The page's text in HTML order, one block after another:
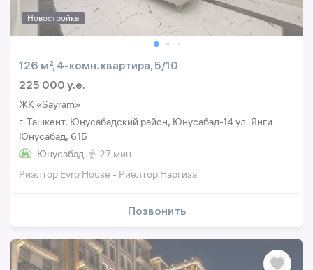
Новостройка
126 м², 4-комн. квартира, 5/10
225 000 y.e.
ЖК «Sayram»
г. Ташкент, Юнусабадский район, Юнусабад-14 ул. Янги
Юнусабад, 61Б
Юнусабад
27 мин.
Риэлтор Evro House - Риелтор Наргиза
Позвонить